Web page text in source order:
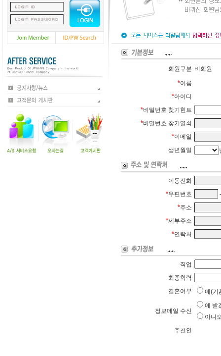
회원구분 비회원
*이름
*아이디
*비밀번호 찾기힌트
*비밀번호 찾기열쇠
*이메일
생년월일
이동전화
*우편번호
*주소
*세부주소
*연락처
직업
최종학력
결혼여부
예(기
정보메일 수신
예 받
아니
추천인